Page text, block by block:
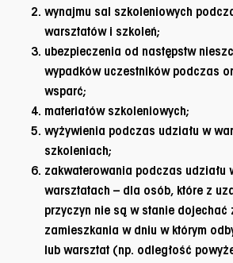
wynajmu sal szkoleniowych
warsztatów i szkoleń;
ubezpieczenia od następstw
wypadków uczestników podczas
wsparć;
materiałów szkoleniowych;
wyżywienia podczas udziału w
szkoleniach;
zakwaterowania podczas udziału
warsztatach – dla osób, które z
przyczyn nie są w stanie dojechać
zamieszkania w dniu w którym
lub warsztat (np. odległość